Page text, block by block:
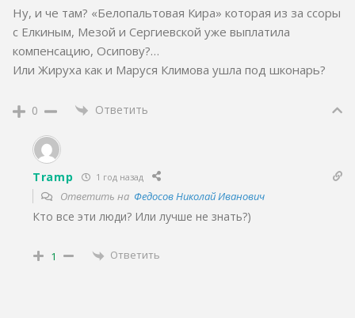
Ну, и че там? «Белопальтовая Кира» которая из за ссоры
с Елкиным, Мезой и Сергиевской уже выплатила
компенсацию, Осипову?…
Или Жируха как и Маруся Климова ушла под шконарь?
0 Ответить
Tramp 1 год назад
Ответить на Федосов Николай Иванович
Кто все эти люди? Или лучше не знать?)
1 Ответить